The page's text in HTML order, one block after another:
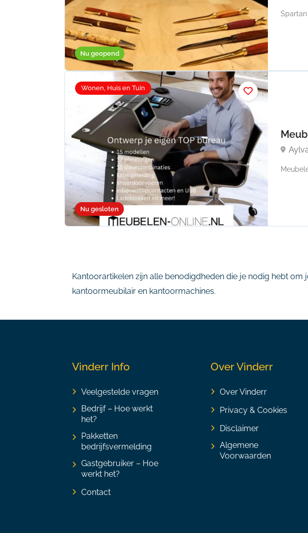
Nu geopend
Nu gesloten
Wonen, Huis en Tuin
Kantoorartikelen zijn alle benodigdheden die je nodig hebt
kantoormeubilair en kantoormachines.
Vinderr Info
Veelgestelde vragen
Bedrijf – Hoe werkt
het?
Pakketten
bedrijfsvermelding
Gastgebruiker – Hoe
werkt het?
Contact
Over Vinderr
Over Vinderr
Privacy & Cookies
Disclaimer
Algemene
Voorwaarden